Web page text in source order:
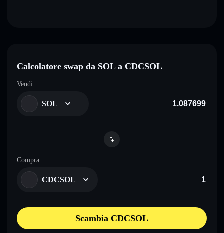
Calcolatore swap da SOL a CDCSOL
Vendi
SOL
Compra
CDCSOL
Scambia CDCSOL